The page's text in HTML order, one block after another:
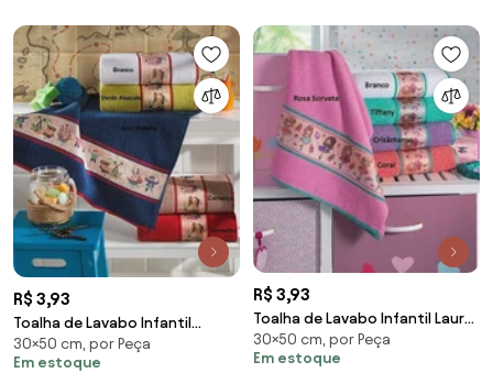
R$ 3,93
Toalha de Lavabo Infantil
Piratas - 30x50cm - Lufamar
30×50 cm, por Peça
Em estoque
R$ 3,93
Toalha de Lavabo Infantil Laura
- 30x50cm - Lufamar
30×50 cm, por Peça
Em estoque